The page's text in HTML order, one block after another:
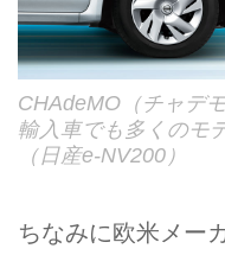
CHAdeMO（チャデ
輸入車でも多くのモ
（日産e-NV200）
ちなみに欧米メー